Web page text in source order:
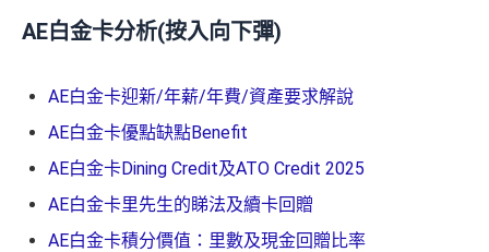
AE白金卡分析(按入向下彈)
AE白金卡迎新/年薪/年費/資產要求解說
AE白金卡優點缺點Benefit
AE白金卡Dining Credit及ATO Credit 2025
AE白金卡里先生的睇法及續卡回贈
AE白金卡積分價值：里數及現金回贈比率